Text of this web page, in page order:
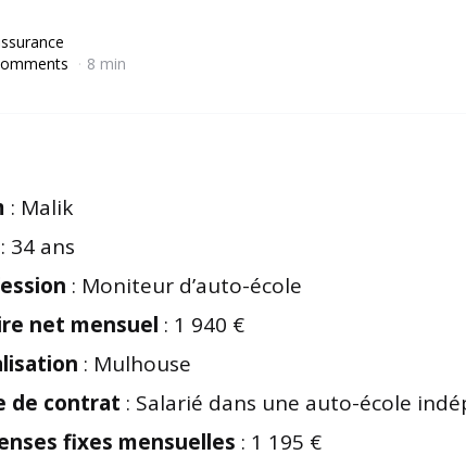
8 min
: Malik
: 34 ans
: Moniteur d’auto-école
net mensuel : 1 940 €
: Mulhouse
de contrat : Salarié dans une auto-école
fixes mensuelles : 1 195 €